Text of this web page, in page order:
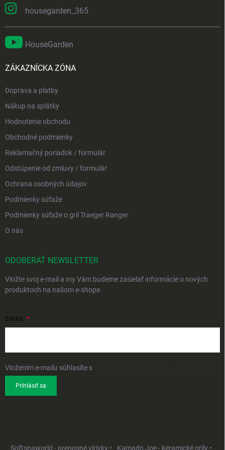
housegarden_365
HouseGarden
ZÁKAZNÍCKA ZÓNA
Doprava a platby
Nákup na splátky
Hodnotenie obchodu
Obchodné podmienky
Reklamačný poriadok / formulár
Odstúpenie od zmluvy / formulár
Ochrana osobných údajov
Podmienky súťaže
Podmienky súťaže o gril Traeger Ranger
O nás
ODOBERAŤ NEWSLETTER
Vložte svoj e-mail a my Vám budeme zasielať informácie o nových
produktoch na našom e-shope.
EMAIL
Vložením e-mailu súhlasíte s
Prihlásiť sa
Softspaworld - prenosné vírivky • Kamado Joe - keramické grily •